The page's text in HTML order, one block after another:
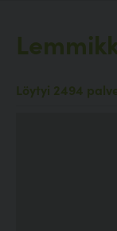
Löytyi 2494